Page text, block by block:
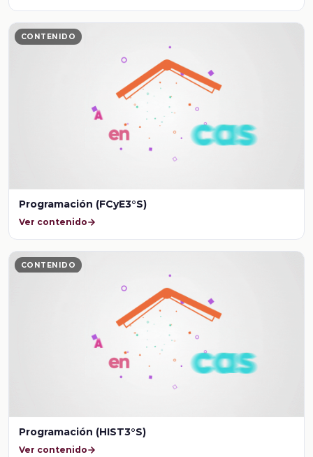
CONTENIDO
Programación (FCyE3°S)
Ver contenido
CONTENIDO
Programación (HIST3°S)
Ver contenido